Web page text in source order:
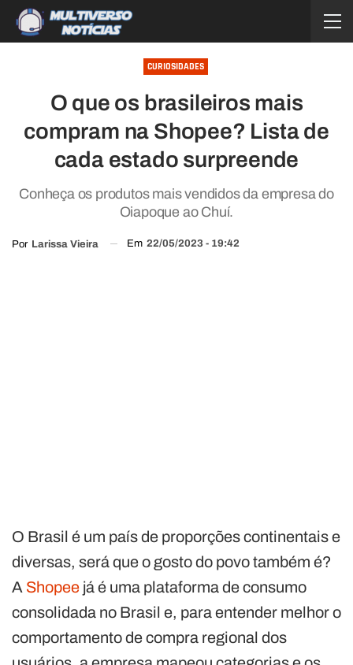
CURIOSIDADES
O que os brasileiros mais
compram na Shopee? Lista de
cada estado surpreende
Conheça os produtos mais vendidos da empresa do
Oiapoque ao Chuí.
Por Larissa Vieira Em 22/05/2023 - 19:42
O Brasil é um país de proporções continentais e
diversas, será que o gosto do povo também é?
A Shopee já é uma plataforma de consumo
consolidada no Brasil e, para entender melhor o
comportamento de compra regional dos